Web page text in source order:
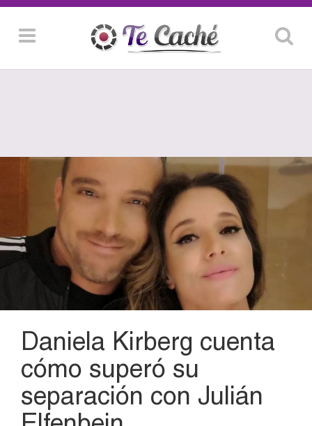
Daniela Kirberg cuenta
cómo superó su
separación con Julián